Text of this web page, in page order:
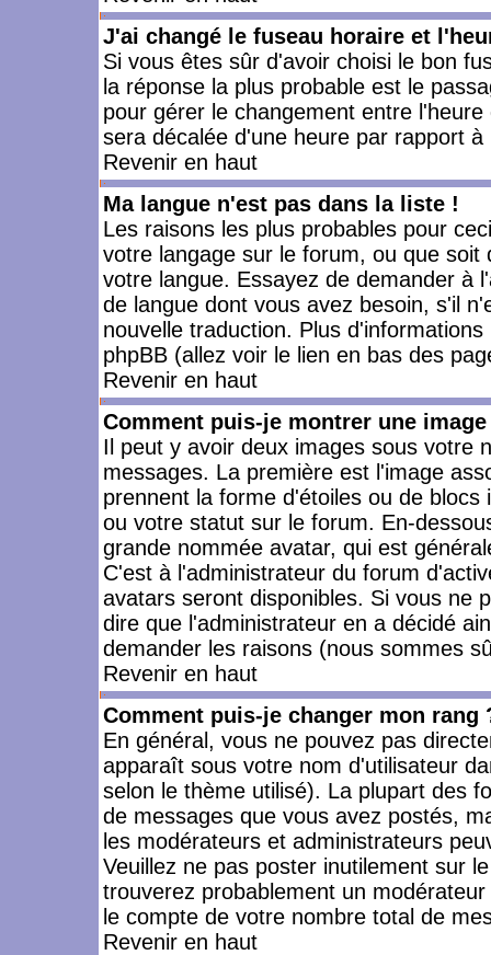
J'ai changé le fuseau horaire et
Si vous êtes sûr d'avoir choisi le bon
la réponse la plus probable est le
pour gérer le changement entre
sera décalée d'une heure par rapport à
Revenir en haut
Ma langue n'est pas dans la liste !
Les raisons les plus probables pour
votre langage sur le forum, ou que
votre langue. Essayez de demander à
de langue dont vous avez besoin, s'il
nouvelle traduction. Plus
phpBB (allez voir le lien en bas des
Revenir en haut
Comment puis-je montrer une
Il peut y avoir deux images sous votre
messages. La première est l'image
prennent la forme d'étoiles ou de
ou votre statut sur le forum. En-
grande nommée avatar, qui est
C'est à l'administrateur du forum
avatars seront disponibles. Si vous ne
dire que l'administrateur en a décidé
demander les raisons (nous sommes
Revenir en haut
Comment puis-je changer mon rang
En général, vous ne pouvez pas
apparaît sous votre nom d'utilisateur
selon le thème utilisé). La plupart des
de messages que vous avez postés,
les modérateurs et administrateurs
Veuillez ne pas poster inutilement sur
trouverez probablement un
le compte de votre nombre total de
Revenir en haut